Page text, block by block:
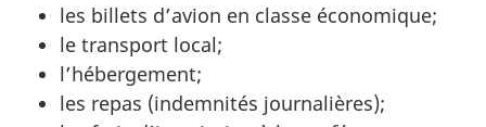
les billets d’avion en classe économique;
le transport local;
l’hébergement;
les repas (indemnités journalières);